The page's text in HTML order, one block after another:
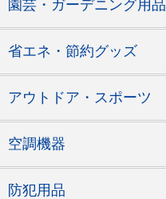
園芸・ガーデニング用品
省エネ・節約グッズ
アウトドア・スポーツ
空調機器
防犯用品